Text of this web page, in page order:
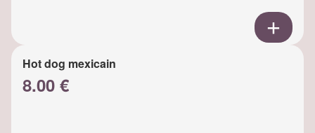
Hot dog mexicain
8.00 €